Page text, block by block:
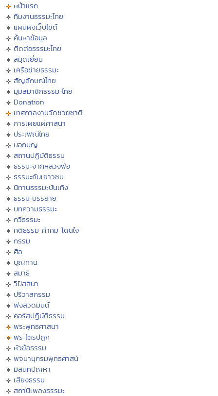
หน้าแรก
ทีมงานธรรมะไทย
แผนผังเว็บไซต์
ค้นหาข้อมูล
ติดต่อธรรมะไทย
สมุดเยี่ยม
เครือข่ายธรรมะ
สัญลักษณ์ไทย
มุมสมาชิกธรรมะไทย
Donation
เทศกาลงานวัดช่วยชาติ
การเผยแผ่ศาสนา
ประเพณีไทย
บอกบุญ
สถานปฏิบัติธรรม
ธรรมะจากหลวงพ่อ
ธรรมะกับเยาวชน
นิทานธรรมะบันเทิง
ธรรมะบรรยาย
บทความธรรมะ
กวีธรรมะ
คติธรรม คำคม โดนใจ
กรรม
ศีล
บุญทาน
สมาธิ
วิปัสสนา
ปริวาสกรรม
ฟังสวดมนต์
คอร์สปฏิบัติธรรม
พระพุทธศาสนา
พระไตรปิฏก
หัวข้อธรรม
พจนานุกรมพุทธศาสน์
มิลินทปัญหา
เสียงธรรม
สถานีเพลงธรรมะ